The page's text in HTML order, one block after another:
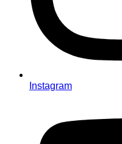
Instagram